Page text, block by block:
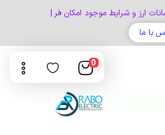
ارز و شرایط موجود امکان فروش آ
با ما
0